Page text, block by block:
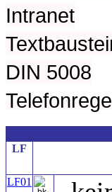
Intranet
DIN 5008
LF
LF01